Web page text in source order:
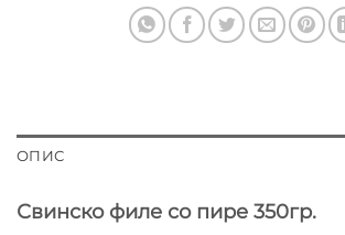
ОПИС
Свинско филе со пире 350гр.